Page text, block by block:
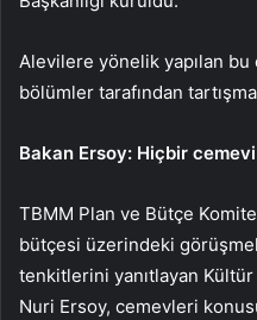
Alevilere yönelik yapılan bu
bölümler tarafından
Bakan Ersoy: Hiçbir
TBMM Plan ve Bütçe
bütçesi üzerindeki
tenkitlerini yanıtlayan
Nuri Ersoy, cemevleri